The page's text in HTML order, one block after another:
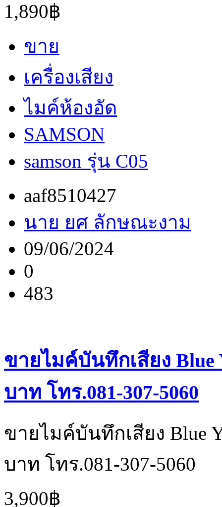
1,890฿
ขาย
เครื่องเสียง
ไมค์ห้องอัด
SAMSON
samson รุ่น C05
aaf8510427
นาย ยศ ลักษณะงาม
09/06/2024
0
483
ขายไมค์บันทึกเสียง Blue
บาท โทร.081-307-5060
ขายไมค์บันทึกเสียง Blue
บาท โทร.081-307-5060
3,900฿